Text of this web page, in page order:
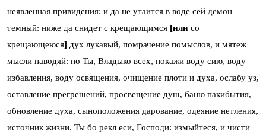
неявленная привидения: и да не утаится в воде сей демон
темный: ниже да снидет с крещающимся [или со
крещающеюся] дух лукавый, помрачение помыслов, и мятеж
мысли наводяй: но Ты, Владыко всех, покажи воду сию, воду
избавления, воду освящения, очищение плоти и духа, ослабу уз,
оставление прегрешений, просвещение душ, баню пакибытия,
обновление духа, сыноположения дарование, одеяние нетления,
источник жизни. Ты бо рекл еси, Господи: измыйтеся, и чисти